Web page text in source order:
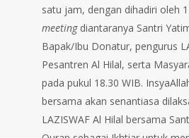
satu jam, dengan dihadiri oleh
meetingdiantaranya Santri
Bapak/Ibu Donatur, pengurus
Pesantren Al Hilal, serta
pada pukul 18.30 WIB.
bersama akan senantiasa
LAZISWAF Al Hilal bersama